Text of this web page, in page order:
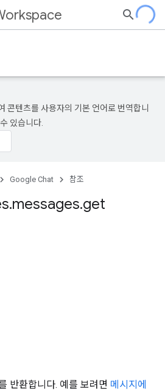
콘텐츠를 사용자의 기본 언어로 번역합니
있습니다.
Google Chat 참조
.messages.get
반환합니다. 예를 보려면 메시지에